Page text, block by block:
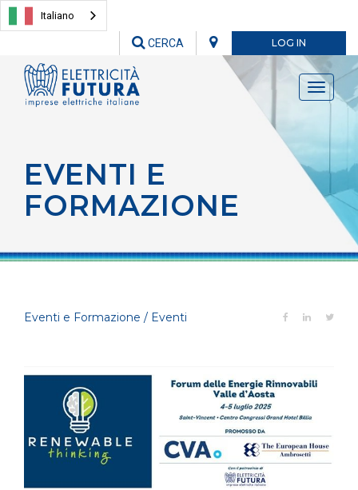
Italiano
LOG IN
CERCA
Toggle
EVENTI E
FORMAZIONE
Eventi e Formazione / Eventi